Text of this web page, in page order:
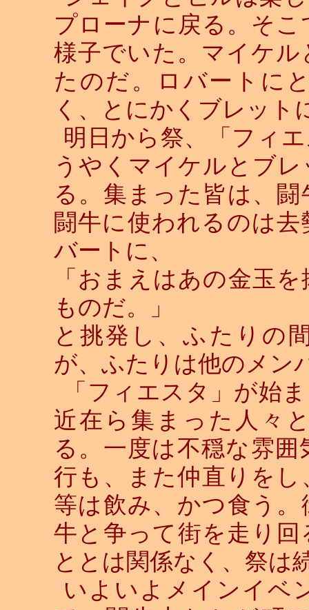
プローナに戻る。そ
様子でいた。マイケ
たのだ。ロバートに
く、とにかくブレッ
明日から祭、「フィ
うやくマイケルとブ
る。集まった皆は、
闘牛に使われるのは
バートに、
「おまえはあの金玉
ものだ。」
と挑発し、ふたりの
が、ふたりは他のメン
「フィエスタ」が始
近在ら集まった人々
る。一度は不穏な雰
行も、また仲直りを
等は飲み、かつ食う
牛と争って街を走り
ととは関係なく、祭は
いよいよメインイベ